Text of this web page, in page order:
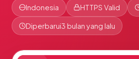
Indonesia HTTPS Valid
Diperbarui3 bulan yang lalu